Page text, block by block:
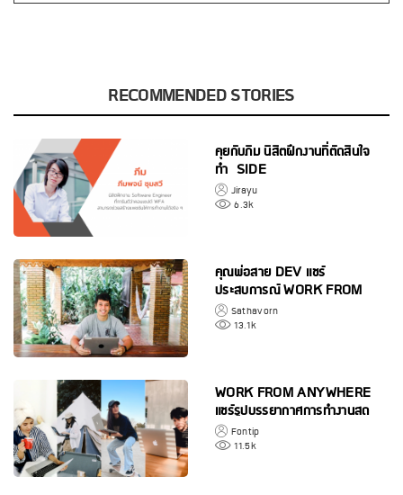
RECOMMENDED STORIES
คุยกับภีม นิสิตฝึกงานที่ตัดสินใจ
ทำ SIDE
PROJECT กับ THINKNET
Jirayu
6.3k
คุณพ่อสาย DEV แชร์
ประสบการณ์ WORK FROM
ANYWHERE จาก
นครศรีธรรมราช
Sathavorn
13.1k
WORK FROM ANYWHERE
แชร์รูปบรรยากาศการทำงานสุด
ครีเอทีฟของพนักงานเมื่อทำงาน
"ที่ไหนก็ได้"
Fontip
11.5k